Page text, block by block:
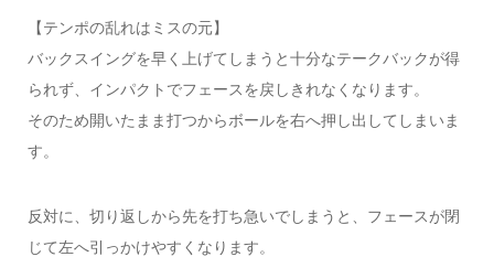
【テンポの乱れはミスの元】
バックスイングを早く上げてしまうと十分なテークバックが得
られず、インパクトでフェースを戻しきれなくなります。
そのため開いたまま打つからボールを右へ押し出してしまいま
す。
反対に、切り返しから先を打ち急いでしまうと、フェースが閉
じて左へ引っかけやすくなります。